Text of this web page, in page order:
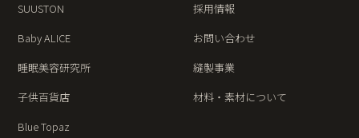
SUUSTON
Baby ALICE
睡眠美容研究所
子供百貨店
Blue Topaz
採用情報
お問い合わせ
縫製事業
材料・素材について